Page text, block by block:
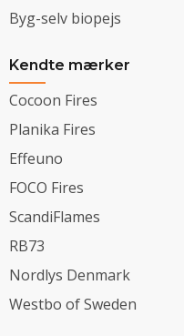
Byg-selv biopejs
Kendte mærker
Cocoon Fires
Planika Fires
Effeuno
FOCO Fires
ScandiFlames
RB73
Nordlys Denmark
Westbo of Sweden